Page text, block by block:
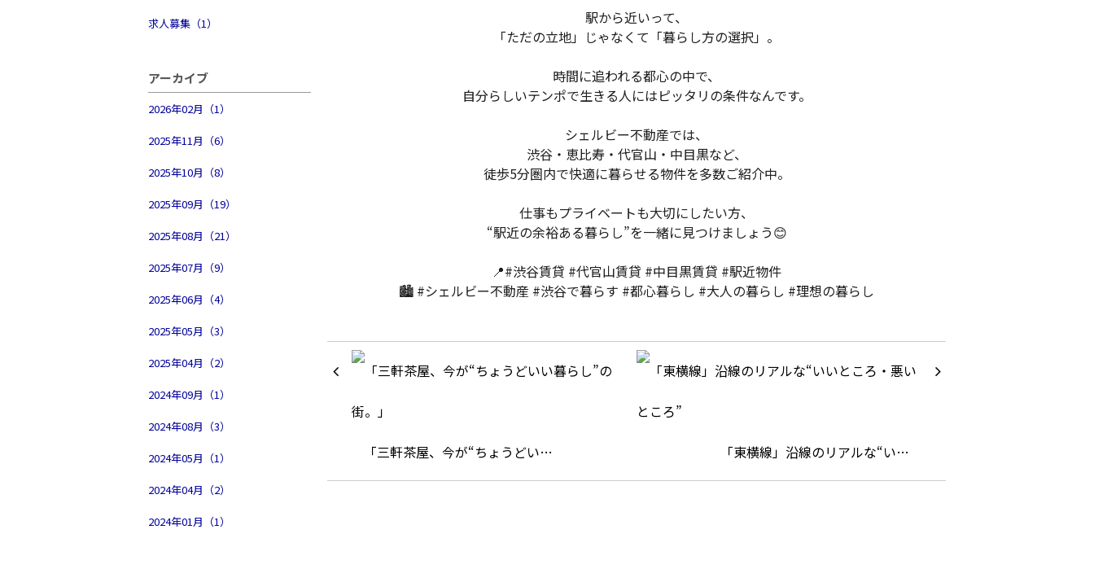
求人募集（1）
アーカイブ
2026年02月（1）
2025年11月（6）
2025年10月（8）
2025年09月（19）
2025年08月（21）
2025年07月（9）
2025年06月（4）
2025年05月（3）
2025年04月（2）
2024年09月（1）
2024年08月（3）
2024年05月（1）
2024年04月（2）
2024年01月（1）
駅から近いって、
「ただの立地」じゃなくて「暮らし方の選択」。
時間に追われる都心の中で、
自分らしいテンポで生きる人にはピッタリの条件なんです。
シェルビー不動産では、
渋谷・恵比寿・代官山・中目黒など、
徒歩5分圏内で快適に暮らせる物件を多数ご紹介中。
仕事もプライベートも大切にしたい方、
“駅近の余裕ある暮らし”を一緒に見つけましょう😊
📍#渋谷賃貸 #代官山賃貸 #中目黒賃貸 #駅近物件
🏙️ #シェルビー不動産 #渋谷で暮らす #都心暮らし #大人の暮らし #理想の暮らし
「三軒茶屋、今が“ちょうどい… 「東横線」沿線のリアルな“い…